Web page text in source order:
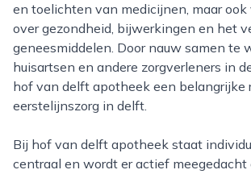
en toelichten van medicijnen, maar ook
over gezondheid, bijwerkingen en het
geneesmiddelen. Door nauw samen te
huisartsen en andere zorgverleners in
hof van delft apotheek een belangrijke
eerstelijnszorg in delft.
Bij hof van delft apotheek staat individuele aandacht
centraal en wordt er actief meegedacht